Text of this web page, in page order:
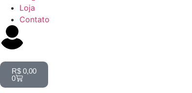
Loja
Contato
R$ 0,00
0